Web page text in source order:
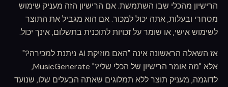
הרישיון מהכלי שבו השתמשת. אם הרישיון הזה מעניק שימוש
מסחרי ובעלות, אתה יכול למכור. אם הוא מגביל את התוצר
לשימוש אישי, או שומר על זכויות לתוכנית בתשלום, אינך יכול.
אז השאלה הראשונה אינה "האם מוזיקת AI ניתנת למכירה?"
אלא "מה אומר הרישיון של הכלי שלי?" MusicGenerate,
לדוגמה, מעניק תוצר ללא תמלוגים שאתה הבעלים שלו, שנועד